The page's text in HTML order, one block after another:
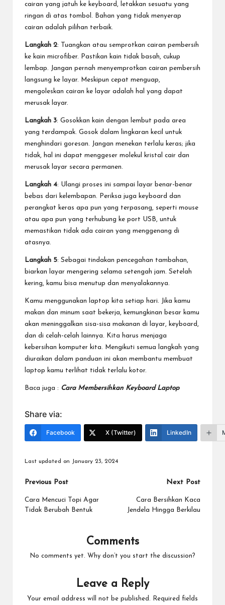
cairan yang jatuh ke keyboard, letakkan sesuatu yang
ringan di atas tombol. Bahan yang tidak menyerap
cairan adalah pilihan terbaik.
Langkah 2: Tuangkan atau semprotkan cairan pembersih
ke kain microfiber. Pastikan kain tidak basah, cukup
lembap. Jangan pernah menyemprotkan cairan pembersih
langsung ke layar. Meskipun cepat menguap,
mengoleskan cairan ke layar adalah hal yang dapat
merusak layar.
Langkah 3: Gosokkan kain dengan lembut pada area
yang terdampak. Gosok dalam lingkaran kecil untuk
menghindari goresan. Jangan menekan terlalu keras; jika
tidak, hal ini dapat menggeser molekul kristal cair dan
merusak layar secara permanen.
Langkah 4: Ulangi proses ini sampai layar benar-benar
bebas dari kelembapan. Periksa juga keyboard dan
perangkat keras apa pun yang terpasang, seperti mouse
atau apa pun yang terhubung ke port USB, untuk
memastikan tidak ada cairan yang menggenang di
atasnya.
Langkah 5: Sebagai tindakan pencegahan tambahan,
biarkan layar mengering selama setengah jam. Setelah
kering, kamu bisa menutup dan menyalakannya.
Kamu menggunakan laptop kita setiap hari. Jika kamu
makan dan minum saat bekerja, kemungkinan besar kamu
akan meninggalkan sisa-sisa makanan di layar, keyboard,
dan di celah-celah lainnya. Kita harus menjaga
kebersihan komputer kita. Mengikuti semua langkah yang
diuraikan dalam panduan ini akan membantu membuat
laptop kamu terlihat tidak terlalu kotor.
Baca juga : Cara Membersihkan Keyboard Laptop
Share via:
Facebook X (Twitter) LinkedIn
Last updated on January 23, 2024
Post
navigation
Previous Post
Cara Mencuci Topi Agar
Tidak Berubah Bentuk
Next Post
Cara Bersihkan Kaca
Jendela Hingga Berkilau
Comments
No comments yet. Why don’t you start the discussion?
Leave a Reply
Your email address will not be published.
Required fields